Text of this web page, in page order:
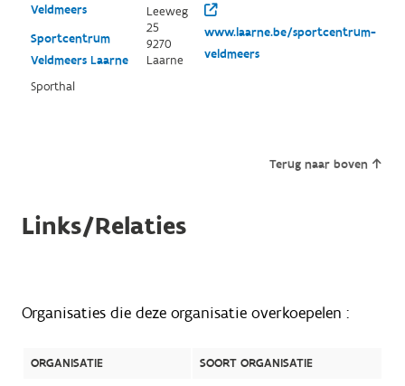
Veldmeers
Sportcentrum
Veldmeers Laarne
Sporthal
Leeweg
25
9270
Laarne
www.laarne.be/sportcentrum-
veldmeers
Terug naar boven
Links/Relaties
Organisaties die deze organisatie overkoepelen :
ORGANISATIE
SOORT ORGANISATIE